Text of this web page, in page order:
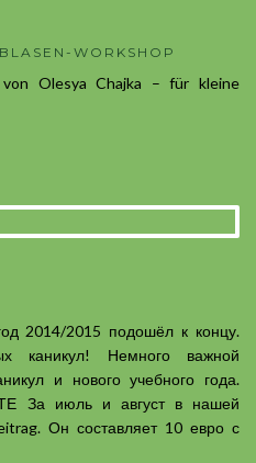
WORKSHOP
von Olesya Chajka – für kleine
2014/2015 подошёл к концу.
каникул! Немного важной
и нового учебного года.
За июль и август в нашей
Он составляет 10 евро с